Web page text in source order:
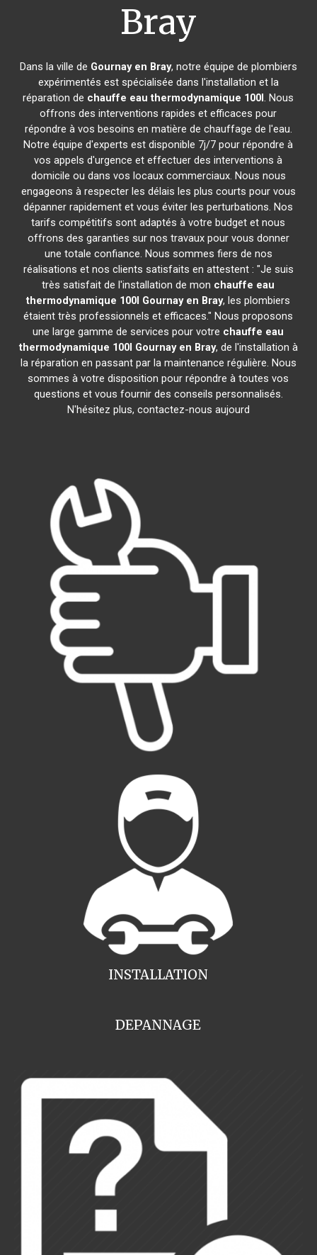
Bray
Dans la ville de Gournay en Bray, notre équipe de plombiers
expérimentés est spécialisée dans l'installation et la
réparation de chauffe eau thermodynamique 100l. Nous
offrons des interventions rapides et efficaces pour
répondre à vos besoins en matière de chauffage de l'eau.
Notre équipe d'experts est disponible 7j/7 pour répondre à
vos appels d'urgence et effectuer des interventions à
domicile ou dans vos locaux commerciaux. Nous nous
engageons à respecter les délais les plus courts pour vous
dépanner rapidement et vous éviter les perturbations. Nos
tarifs compétitifs sont adaptés à votre budget et nous
offrons des garanties sur nos travaux pour vous donner
une totale confiance. Nous sommes fiers de nos
réalisations et nos clients satisfaits en attestent : "Je suis
très satisfait de l'installation de mon chauffe eau
thermodynamique 100l Gournay en Bray, les plombiers
étaient très professionnels et efficaces." Nous proposons
une large gamme de services pour votre chauffe eau
thermodynamique 100l Gournay en Bray, de l'installation à
la réparation en passant par la maintenance régulière. Nous
sommes à votre disposition pour répondre à toutes vos
questions et vous fournir des conseils personnalisés.
N'hésitez plus, contactez-nous aujourd
INSTALLATION
DEPANNAGE